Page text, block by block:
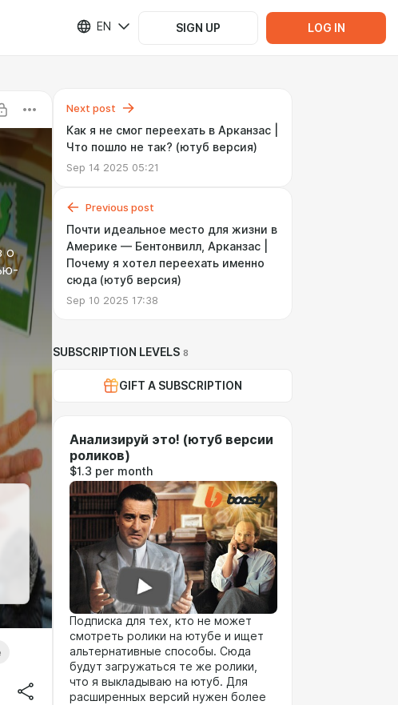
EN SIGN UP LOG IN
о
Next post
Как я не смог переехать в Арканзас |
Что пошло не так? (ютуб версия)
Sep 14 2025 05:21
Previous post
Почти идеальное место для жизни в
Америке — Бентонвилл, Арканзас |
Почему я хотел переехать именно
сюда (ютуб версия)
Sep 10 2025 17:38
SUBSCRIPTION LEVELS 8
GIFT A SUBSCRIPTION
Анализируй это! (ютуб версии
роликов)
$1.3 per month
Подписка для тех, кто не может
смотреть ролики на ютубе и ищет
альтернативные способы. Сюда
будут загружаться те же ролики,
что я выкладываю на ютуб. Для
расширенных версий нужен более